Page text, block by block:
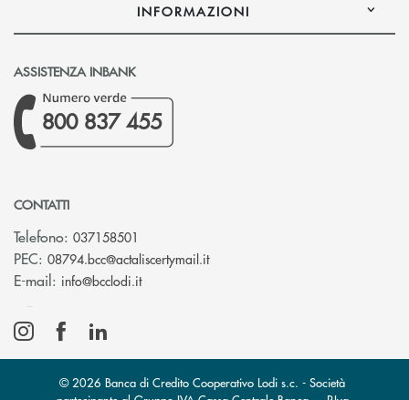
INFORMAZIONI
ASSISTENZA INBANK
800 837 455
CONTATTI
Telefono: 037158501
PEC: 08794.bcc@actaliscertymail.it(si apre l’app di posta
E-mail: info@bcclodi.it(si apre l’app di posta elettronica)
© 2026 Banca di Credito Cooperativo Lodi s.c. - Società